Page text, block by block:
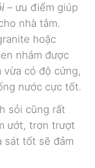
– ưu điểm giúp
nhà tắm.
hoặc
nhám được
có độ cứng,
nước cực tốt.
sỏi cũng rất
ướt, trơn trượt
sát tốt sẽ đảm